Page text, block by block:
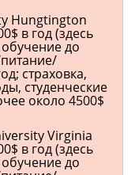
Hungtington
в год (здесь
обучение до
страховка,
студенческие
около 4500$
Virginia
в год (здесь
обучение до